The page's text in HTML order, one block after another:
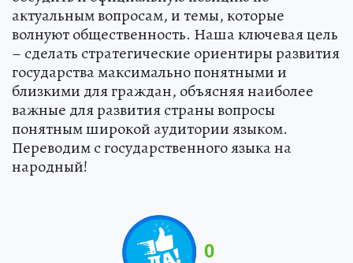
актуальным вопросам, и темы, которые
волнуют общественность. Наша ключевая цель
– сделать стратегические ориентиры развития
государства максимально понятными и
близкими для граждан, объясняя наиболее
важные для развития страны вопросы
понятным широкой аудитории языком.
Переводим с государственного языка на
народный!
0